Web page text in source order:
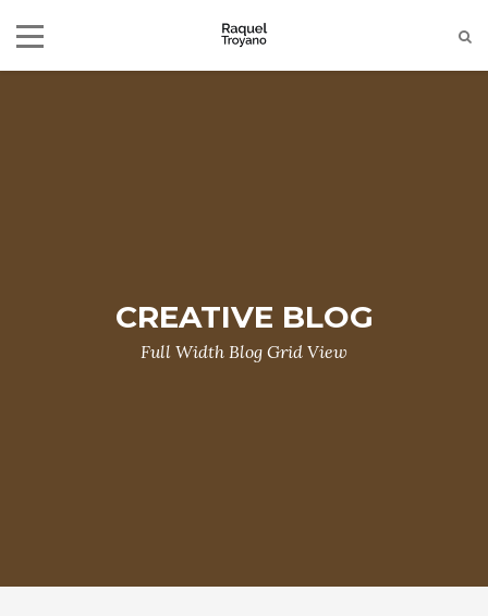
CREATIVE BLOG
Full Width Blog Grid View